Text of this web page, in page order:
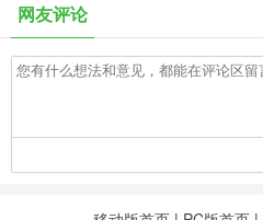
网友评论